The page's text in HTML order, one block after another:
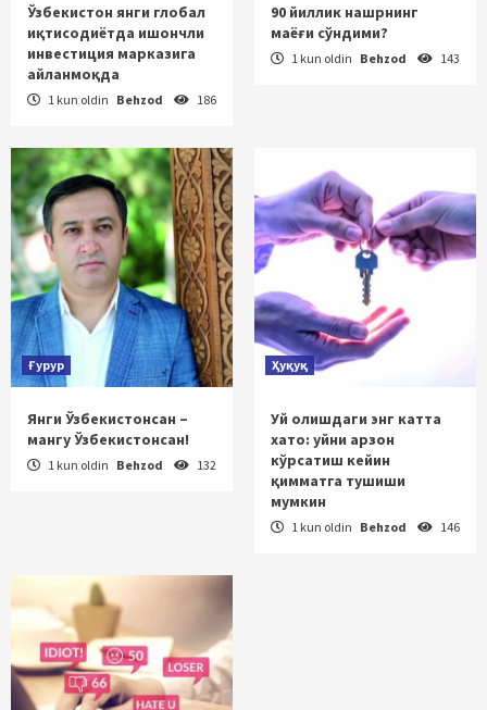
Ўзбекистон янги глобал
иқтисодиётда ишончли
инвестиция марказига
айланмоқда
1 kun oldin Behzod 186
90 йиллик нашрнинг
маёғи сўндими?
1 kun oldin Behzod 143
Ғурур
Янги Ўзбекистонсан –
мангу Ўзбекистонсан!
1 kun oldin Behzod 132
Ҳуқуқ
Уй олишдаги энг катта
хато: уйни арзон
кўрсатиш кейин
қимматга тушиши
мумкин
1 kun oldin Behzod 146